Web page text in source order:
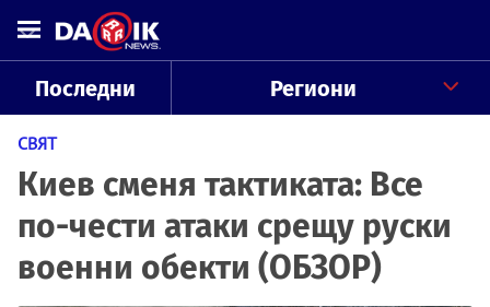
Последни Региони
СВЯТ
Киев сменя тактиката: Все
по-чести атаки срещу руски
военни обекти (ОБЗОР)